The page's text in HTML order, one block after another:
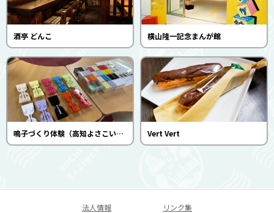
酒亭 どんこ 横山隆一記念まんが館
鳴子づくり体験（高知よさこい情報交流館） Vert Vert
法人情報
リンク集